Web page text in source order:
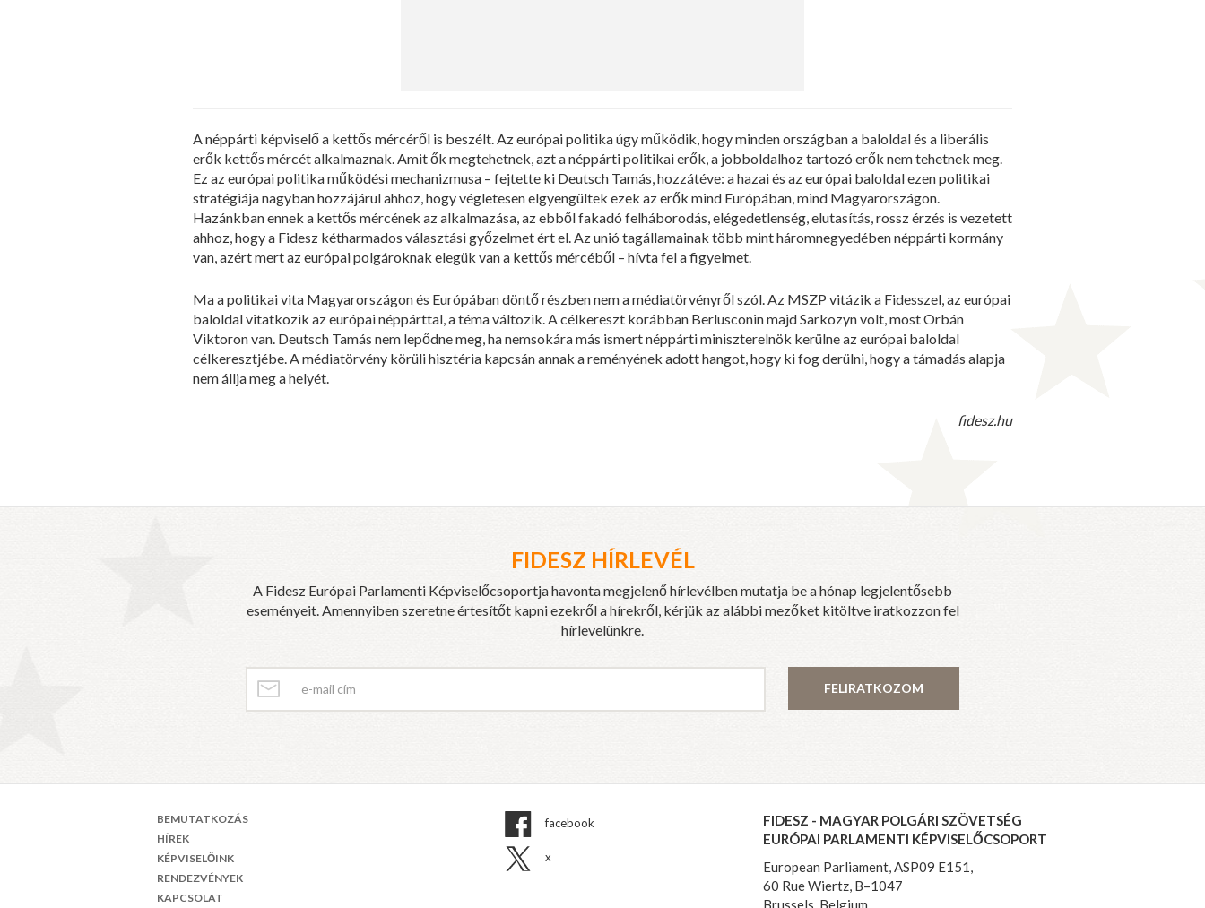
A néppárti képviselő a kettős mércéről is beszélt. Az európai politika úgy működik, hogy minden országban a baloldal és a liberális
erők kettős mércét alkalmaznak. Amit ők megtehetnek, azt a néppárti politikai erők, a jobboldalhoz tartozó erők nem tehetnek meg.
Ez az európai politika működési mechanizmusa – fejtette ki Deutsch Tamás, hozzátéve: a hazai és az európai baloldal ezen politikai
stratégiája nagyban hozzájárul ahhoz, hogy végletesen elgyengültek ezek az erők mind Európában, mind Magyarországon.
Hazánkban ennek a kettős mércének az alkalmazása, az ebből fakadó felháborodás, elégedetlenség, elutasítás, rossz érzés is vezetett
ahhoz, hogy a Fidesz kétharmados választási győzelmet ért el. Az unió tagállamainak több mint háromnegyedében néppárti kormány
van, azért mert az európai polgároknak elegük van a kettős mércéből – hívta fel a figyelmet.
Ma a politikai vita Magyarországon és Európában döntő részben nem a médiatörvényről szól. Az MSZP vitázik a Fidesszel, az európai
baloldal vitatkozik az európai néppárttal, a téma változik. A célkereszt korábban Berlusconin majd Sarkozyn volt, most Orbán
Viktoron van. Deutsch Tamás nem lepődne meg, ha nemsokára más ismert néppárti miniszterelnök kerülne az európai baloldal
célkeresztjébe. A médiatörvény körüli hisztéria kapcsán annak a reményének adott hangot, hogy ki fog derülni, hogy a támadás alapja
nem állja meg a helyét.
fidesz.hu
FIDESZ HÍRLEVÉL
A Fidesz Európai Parlamenti Képviselőcsoportja havonta megjelenő hírlevélben mutatja be a hónap legjelentősebb
eseményeit. Amennyiben szeretne értesítőt kapni ezekről a hírekről, kérjük az alábbi mezőket kitöltve iratkozzon fel
hírlevelünkre.
FELIRATKOZOM
BEMUTATKOZÁS
HÍREK
KÉPVISELŐINK
RENDEZVÉNYEK
KAPCSOLAT
facebook
x
FIDESZ - MAGYAR POLGÁRI SZÖVETSÉG
EURÓPAI PARLAMENTI KÉPVISELŐCSOPORT
European Parliament, ASP09 E151,
60 Rue Wiertz, B–1047
Brussels, Belgium